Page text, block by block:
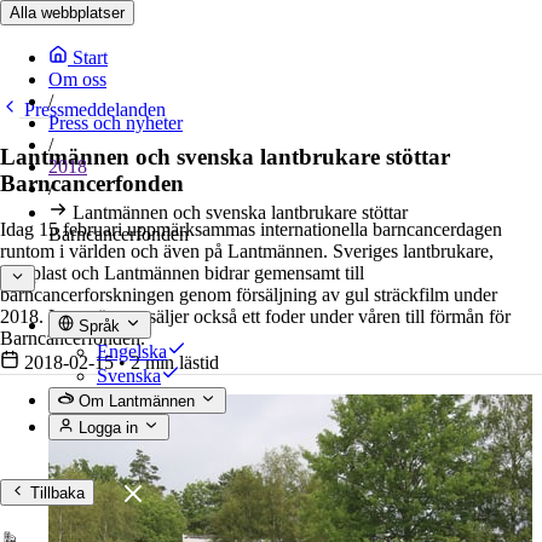
Alla webbplatser
Start
Om oss
/
Press och nyheter
/
2018
/
Lantmännen och svenska lantbrukare stöttar
Barncancerfonden
Språk
Engelska
Svenska
Om Lantmännen
Logga in
Tillbaka
Pressmeddelanden
Lantmännen och svenska lantbrukare stöttar
Barncancerfonden
Idag 15 februari uppmärksammas internationella barncancerdagen
runtom i världen och även på Lantmännen. Sveriges lantbrukare,
Trioplast och Lantmännen bidrar gemensamt till
barncancerforskningen genom försäljning av gul sträckfilm under
2018. Lantmännen säljer också ett foder under våren till förmån för
Barncancerfonden.
2018-02-15• 2 min lästid